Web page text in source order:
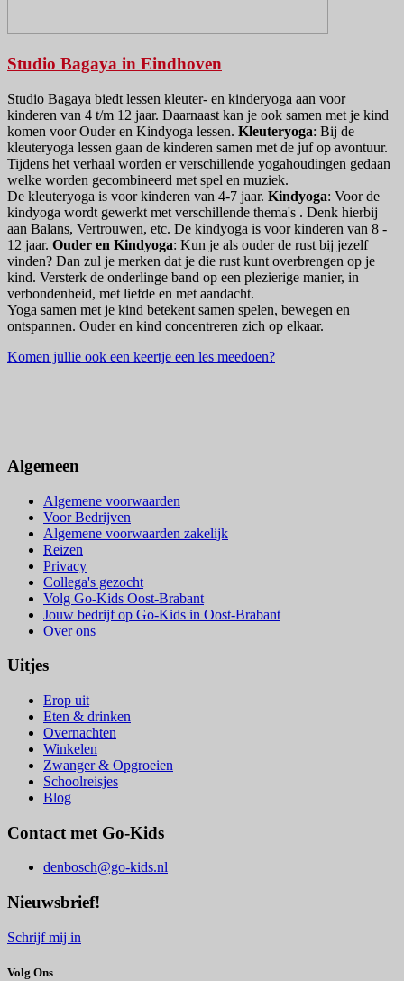
Studio Bagaya in Eindhoven
Studio Bagaya biedt lessen kleuter- en kinderyoga aan voor
kinderen van 4 t/m 12 jaar. Daarnaast kan je ook samen met je kind
komen voor Ouder en Kindyoga lessen. Kleuteryoga: Bij de
kleuteryoga lessen gaan de kinderen samen met de juf op avontuur.
Tijdens het verhaal worden er verschillende yogahoudingen gedaan
welke worden gecombineerd met spel en muziek.
De kleuteryoga is voor kinderen van 4-7 jaar. Kindyoga: Voor de
kindyoga wordt gewerkt met verschillende thema's . Denk hierbij
aan Balans, Vertrouwen, etc. De kindyoga is voor kinderen van 8 -
12 jaar. Ouder en Kindyoga: Kun je als ouder de rust bij jezelf
vinden? Dan zul je merken dat je die rust kunt overbrengen op je
kind. Versterk de onderlinge band op een plezierige manier, in
verbondenheid, met liefde en met aandacht.
Yoga samen met je kind betekent samen spelen, bewegen en
ontspannen. Ouder en kind concentreren zich op elkaar.
Komen jullie ook een keertje een les meedoen?
Algemeen
Algemene voorwaarden
Voor Bedrijven
Algemene voorwaarden zakelijk
Reizen
Privacy
Collega's gezocht
Volg Go-Kids Oost-Brabant
Jouw bedrijf op Go-Kids in Oost-Brabant
Over ons
Uitjes
Erop uit
Eten & drinken
Overnachten
Winkelen
Zwanger & Opgroeien
Schoolreisjes
Blog
Contact met Go-Kids
denbosch@go-kids.nl
Nieuwsbrief!
Schrijf mij in
Volg Ons